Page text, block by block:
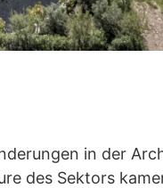
in der
des Sektors